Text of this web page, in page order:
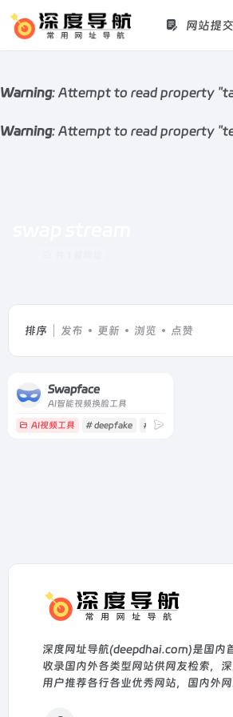
Warning: Attempt to read property
Warning: Attempt to read property
网站提交
排序 发布 更新 浏览 点赞
Swapface
AI智能视频换脸工具
AI视频工具 # deepfake # face swap live
深度网址导航(deepdhai.com)是国内
收录国内外各类型网站供网友检索，
用户推荐各行各业优秀网站，国内外网